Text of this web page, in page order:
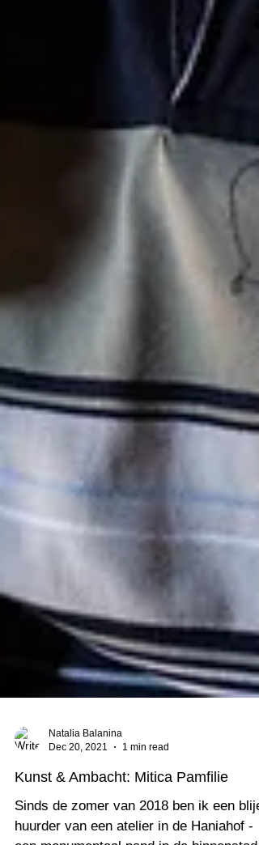
Natalia Balanina
Dec 20, 2021
1 min read
Kunst & Ambacht: Mitica Pamfilie
Sinds de zomer van 2018 ben ik een blije